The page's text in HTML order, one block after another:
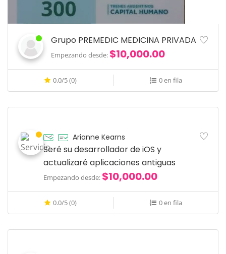
Grupo PREMEDIC MEDICINA PRIVADA
Empezando desde: $10,000.00
0.0/5 (0) 0 en fila
Arianne Kearns
Seré su desarrollador de iOS y
actualizaré aplicaciones antiguas
Empezando desde: $10,000.00
0.0/5 (0) 0 en fila